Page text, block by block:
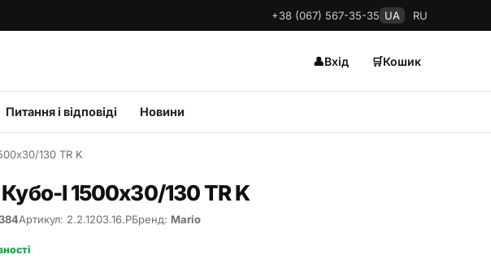
+38 (067) 567-35-35 UA RU
👤Вхід 🛒Кошик
Питання і відповіді Новини
130 TR K
І 1500х30/130 TR K
Артикул: 2.2.1203.16.РБренд: Mario